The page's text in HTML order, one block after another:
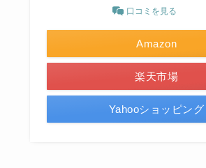
口コミを見る
Amazon
楽天市場
Yahooショッピング